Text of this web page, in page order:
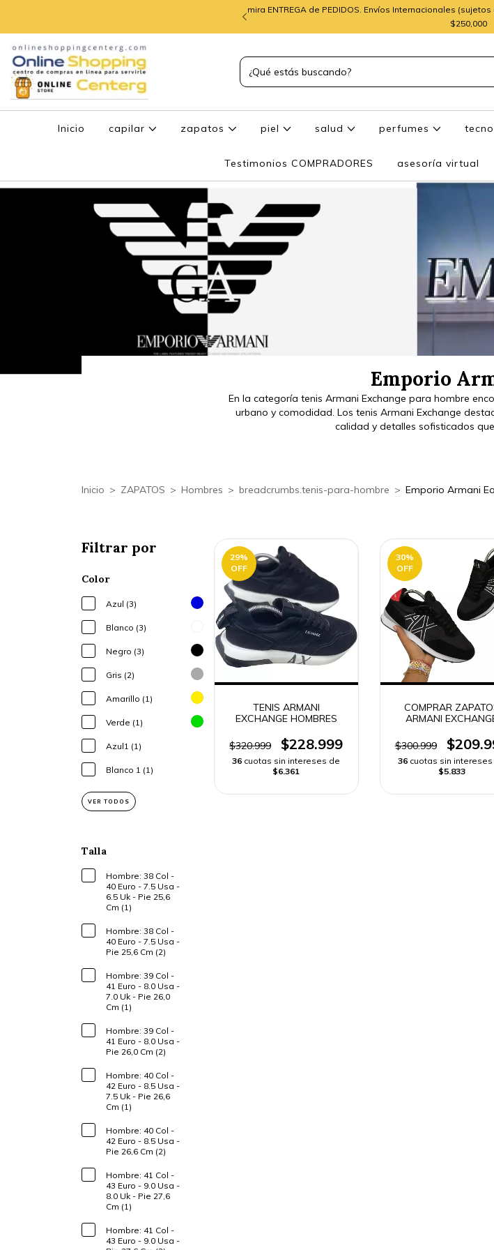
mira ENTREGA de PEDIDOS. Envíos Internacionales
$250,000
Inicio capilar zapatos piel salud perfumes
Testimonios COMPRADORES asesoría virtual
Emporio
En la categoría tenis Armani Exchange para hombre
urbano y comodidad. Los tenis Armani Exchange
calidad y detalles sofisticados
Inicio > ZAPATOS > Hombres > breadcrumbs.tenis-para-hombre > Emporio Armani
Filtrar por
Color
Azul (3)
Blanco (3)
Negro (3)
Gris (2)
Amarillo (1)
Verde (1)
Azul1 (1)
Blanco 1 (1)
VER TODOS
Talla
Hombre: 38 Col -
40 Euro - 7.5 Usa -
6.5 Uk - Pie 25,6
Cm (1)
Hombre: 38 Col -
40 Euro - 7.5 Usa -
Pie 25,6 Cm (2)
Hombre: 39 Col -
41 Euro - 8.0 Usa -
7.0 Uk - Pie 26,0
Cm (1)
Hombre: 39 Col -
41 Euro - 8.0 Usa -
Pie 26,0 Cm (2)
Hombre: 40 Col -
42 Euro - 8.5 Usa -
7.5 Uk - Pie 26,6
Cm (1)
Hombre: 40 Col -
42 Euro - 8.5 Usa -
Pie 26,6 Cm (2)
Hombre: 41 Col -
43 Euro - 9.0 Usa -
8.0 Uk - Pie 27,6
Cm (1)
Hombre: 41 Col -
43 Euro - 9.0 Usa -
29%
OFF
TENIS ARMANI
EXCHANGE HOMBRES
$320.999 $228.999
36 cuotas sin intereses de
$6.361
30%
OFF
COMPRAR
ARMANI
ENVIO RAPIDO
$300.999
36 cuotas sin intereses
$5.833